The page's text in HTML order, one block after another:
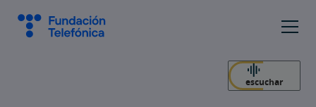
escuchar